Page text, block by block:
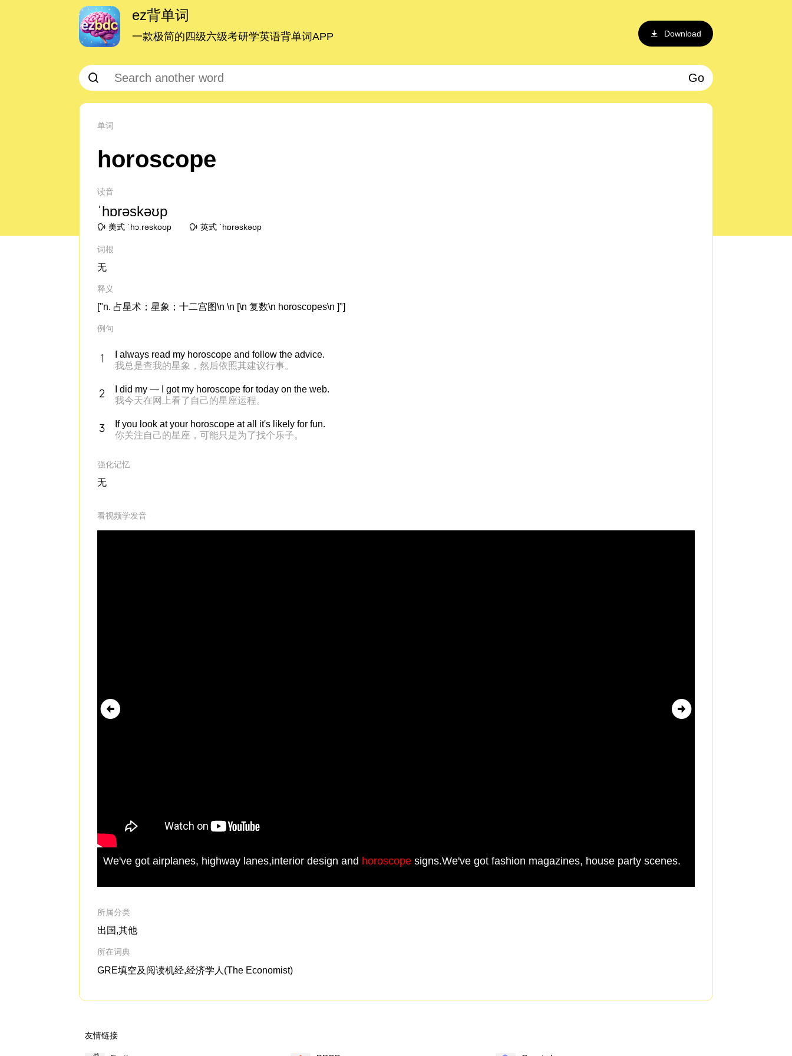
ez背单词
一款极简的四级六级考研学英语背单词APP Download
Go
单词
horoscope
读音
ˈhɒrəskəʊp
美式 ˈhɔːrəskoʊp 英式 ˈhɒrəskəʊp
词根
无
释义
["n. 占星术；星象；十二宫图\n \n [\n 复数\n horoscopes\n ]"]
例句
I always read my horoscope and follow the advice.
我总是查我的星象，然后依照其建议行事。
I did my — I got my horoscope for today on the web.
我今天在网上看了自己的星座运程。
If you look at your horoscope at all it's likely for fun.
你关注自己的星座，可能只是为了找个乐子。
强化记忆
无
看视频学发音
We've got airplanes, highway lanes,interior design and horoscope signs.We've got fashion magazines, house party scenes.
所属分类
出国,其他
所在词典
GRE填空及阅读机经,经济学人(The Economist)
友情链接